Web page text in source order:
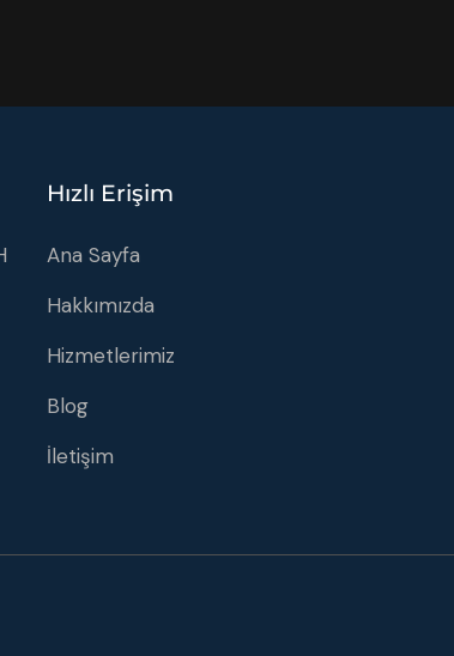
Hızlı Erişim
Ana Sayfa
Hakkımızda
Hizmetlerimiz
Blog
İletişim